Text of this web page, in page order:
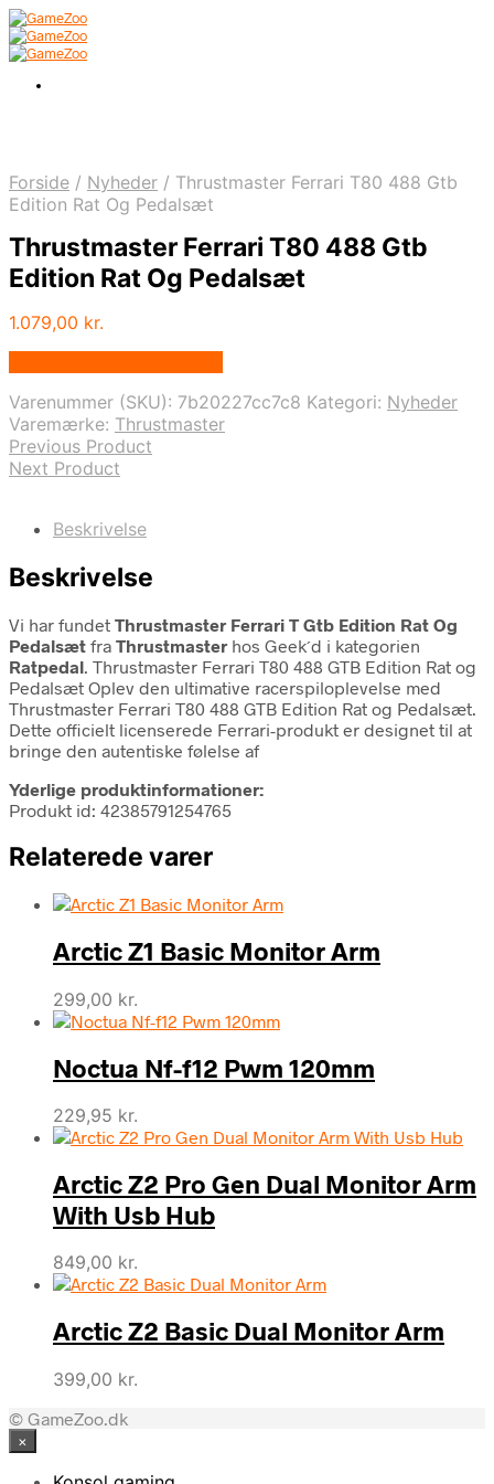
Forside / Nyheder / Thrustmaster Ferrari T80 488 Gtb
Edition Rat Og Pedalsæt
Thrustmaster Ferrari T80 488 Gtb
Edition Rat Og Pedalsæt
1.079,00 kr.
Varenummer (SKU): 7b20227cc7c8 Kategori: Nyheder
Varemærke: Thrustmaster
Previous Product
Next Product
Beskrivelse
Beskrivelse
Vi har fundet Thrustmaster Ferrari T Gtb Edition Rat Og
Pedalsæt fra Thrustmaster hos Geek´d i kategorien
Ratpedal. Thrustmaster Ferrari T80 488 GTB Edition Rat og
Pedalsæt Oplev den ultimative racerspiloplevelse med
Thrustmaster Ferrari T80 488 GTB Edition Rat og Pedalsæt.
Dette officielt licenserede Ferrari-produkt er designet til at
bringe den autentiske følelse af
Yderlige produktinformationer:
Produkt id: 42385791254765
Relaterede varer
Arctic Z1 Basic Monitor Arm
299,00 kr.
Noctua Nf-f12 Pwm 120mm
229,95 kr.
Arctic Z2 Pro Gen Dual Monitor Arm
With Usb Hub
849,00 kr.
Arctic Z2 Basic Dual Monitor Arm
399,00 kr.
© GameZoo.dk
×